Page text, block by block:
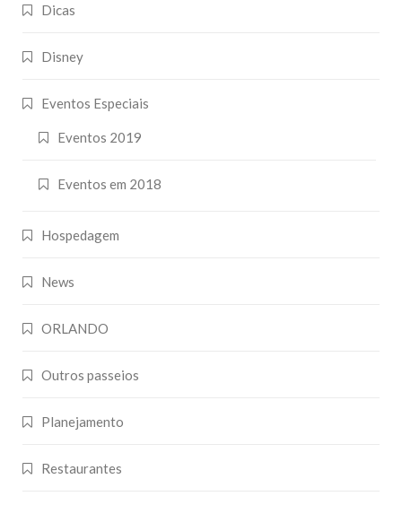
Dicas
Disney
Eventos Especiais
Eventos 2019
Eventos em 2018
Hospedagem
News
ORLANDO
Outros passeios
Planejamento
Restaurantes